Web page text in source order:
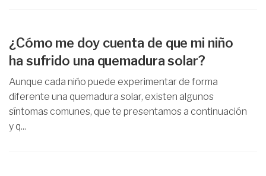
¿Cómo me doy cuenta de que mi niño
ha sufrido una quemadura solar?
Aunque cada niño puede experimentar de forma
diferente una quemadura solar, existen algunos
síntomas comunes, que te presentamos a continuación
y q...